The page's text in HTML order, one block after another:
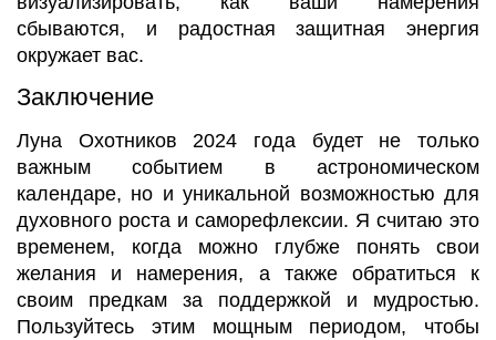
сбываются, и радостная защитная энергия
окружает вас.
Заключение
Луна Охотников 2024 года будет не только
важным событием в астрономическом
календаре, но и уникальной возможностью для
духовного роста и саморефлексии. Я считаю это
временем, когда можно глубже понять свои
желания и намерения, а также обратиться к
своим предкам за поддержкой и мудростью.
Пользуйтесь этим мощным периодом, чтобы